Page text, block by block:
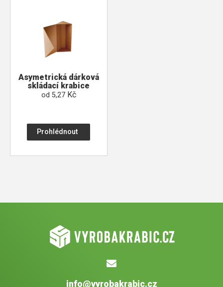
Asymetrická dárková
skládací krabice
od 5,27 Kč
Prohlédnout
info@vyrobakrabic.cz